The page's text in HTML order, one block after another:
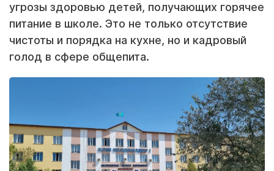
угрозы здоровью детей, получающих горячее
питание в школе. Это не только отсутствие
чистоты и порядка на кухне, но и кадровый
голод в сфере общепита.